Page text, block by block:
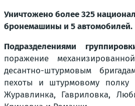
Уничтожено более 325
бронемашины и 5 автомобилей.
Подразделениями
поражение
десантно-штурмовым
пехоты и штурмовому полку
Журавлинка, Гавриловка,